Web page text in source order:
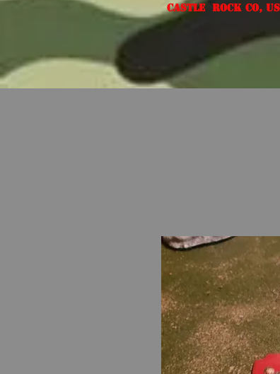
Castle Rock CO,